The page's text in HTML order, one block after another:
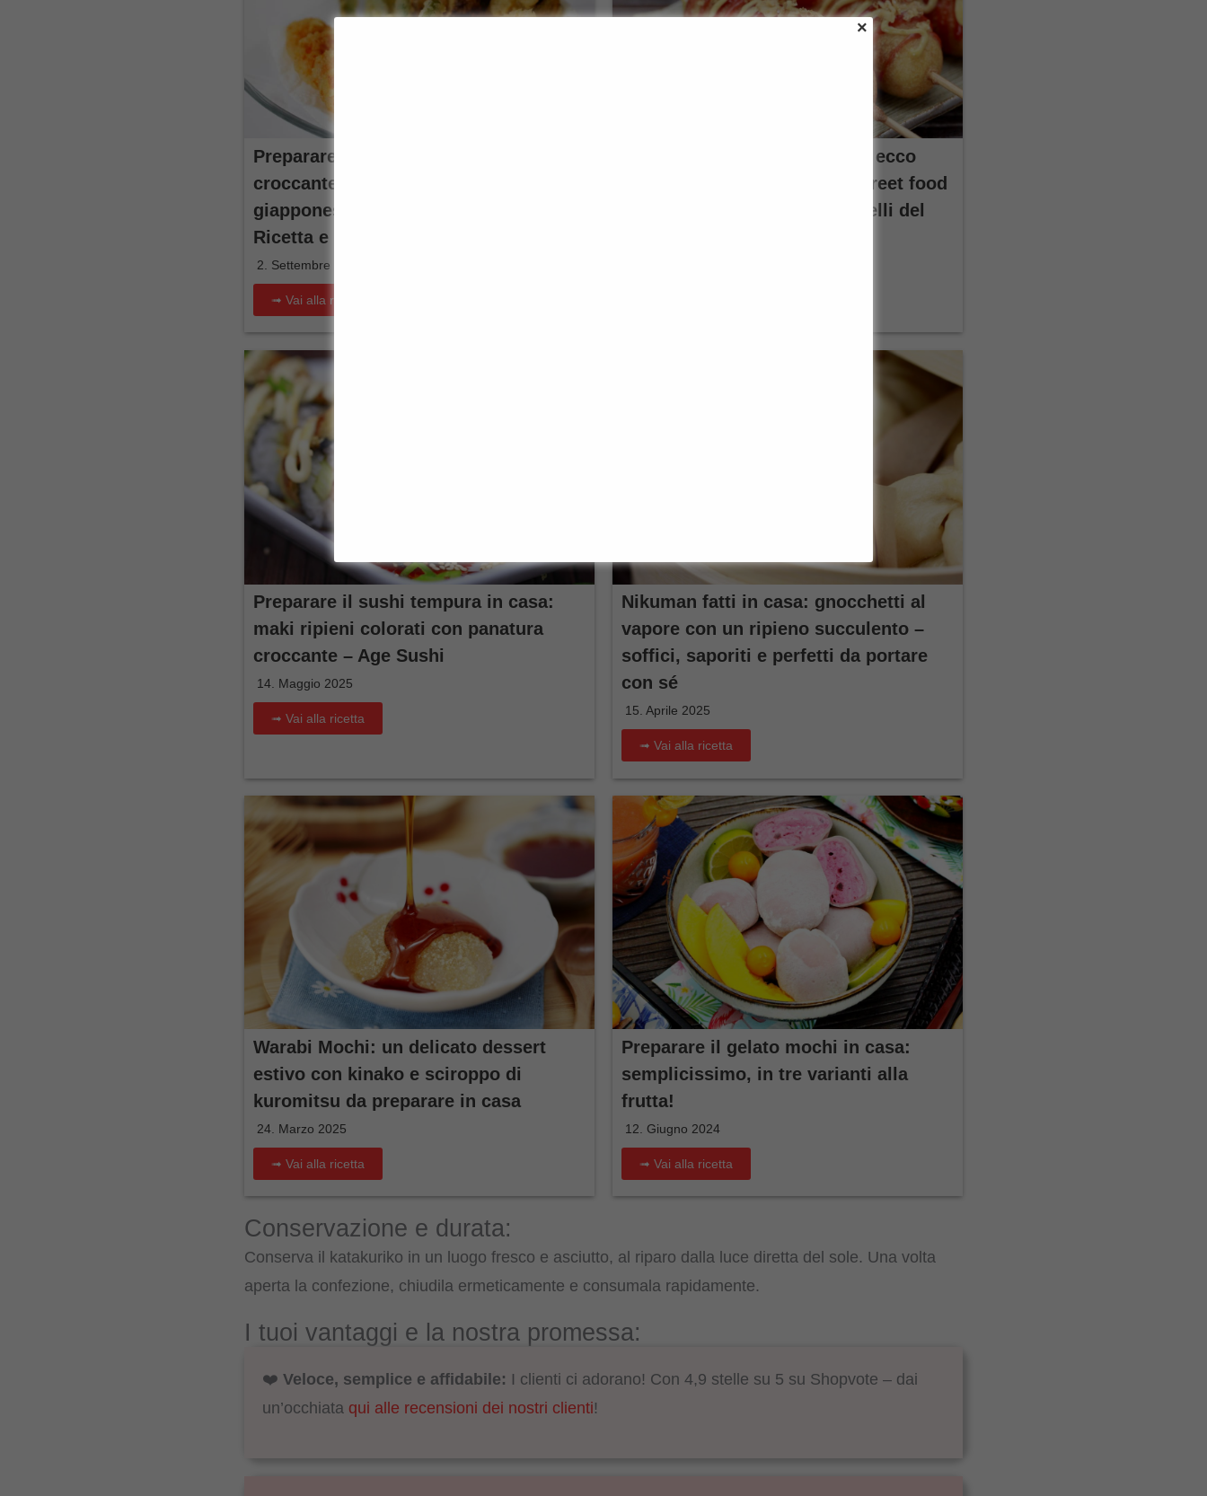
Preparare in casa la pastella
croccante per la tempura: pastella
giapponese per verdure e gamberetti –
Ricetta e consigli
2. Settembre 2025
➟ Vai alla ricetta
Preparare i corn dog in casa: ecco
come realizzare il classico street food
giapponese proprio come quelli del
Preparare il sushi tempura in casa:
maki ripieni colorati con panatura
croccante – Age Sushi
14. Maggio 2025
➟ Vai alla ricetta
Nikuman fatti in casa: gnocchetti al
vapore con un ripieno succulento –
soffici, saporiti e perfetti da portare
con sé
15. Aprile 2025
➟ Vai alla ricetta
Warabi Mochi: un delicato dessert
estivo con kinako e sciroppo di
kuromitsu da preparare in casa
24. Marzo 2025
➟ Vai alla ricetta
Preparare il gelato mochi in casa:
semplicissimo, in tre varianti alla
frutta!
12. Giugno 2024
➟ Vai alla ricetta
Conservazione e durata:
Conserva il katakuriko in un luogo fresco e asciutto, al riparo dalla luce diretta del sole. Una volta
aperta la confezione, chiudila ermeticamente e consumala rapidamente.
I tuoi vantaggi e la nostra promessa:
❤️ Veloce, semplice e affidabile: I clienti ci adorano! Con 4,9 stelle su 5 su Shopvote – dai
un’occhiata qui alle recensioni dei nostri clienti!